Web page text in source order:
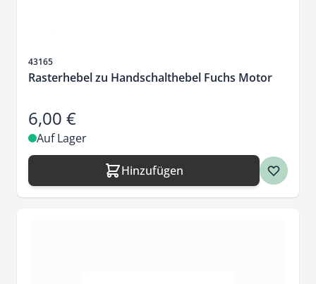
Artikelnr.
43165
Rasterhebel zu Handschalthebel Fuchs Motor
6,00 €
Auf Lager
Hinzufügen